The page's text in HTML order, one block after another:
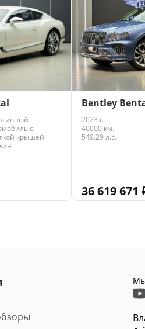
с
крышей
Bentley
2023 г.
40000 км.
549.29 л.с.
36 619 671